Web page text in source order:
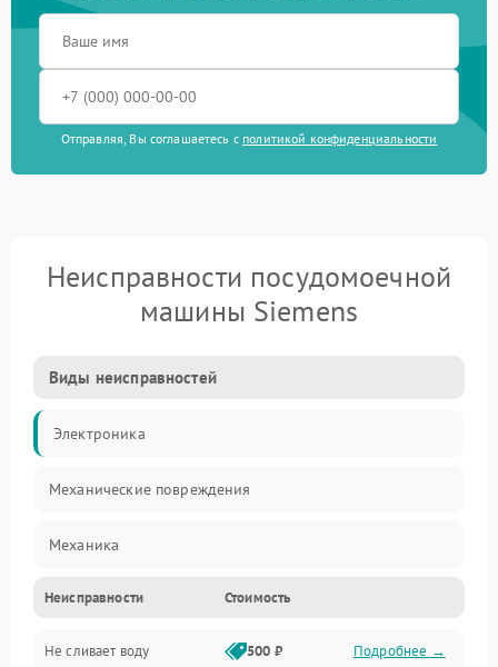
Отправляя, Вы соглашаетесь с политикой конфиденциальности
Неисправности посудомоечной
машины Siemens
Виды неисправностей
Электроника
Механические повреждения
Механика
Управление
Электропитание
Неисправности Стоимость
Не сливает воду 500 ₽ Подробнее →